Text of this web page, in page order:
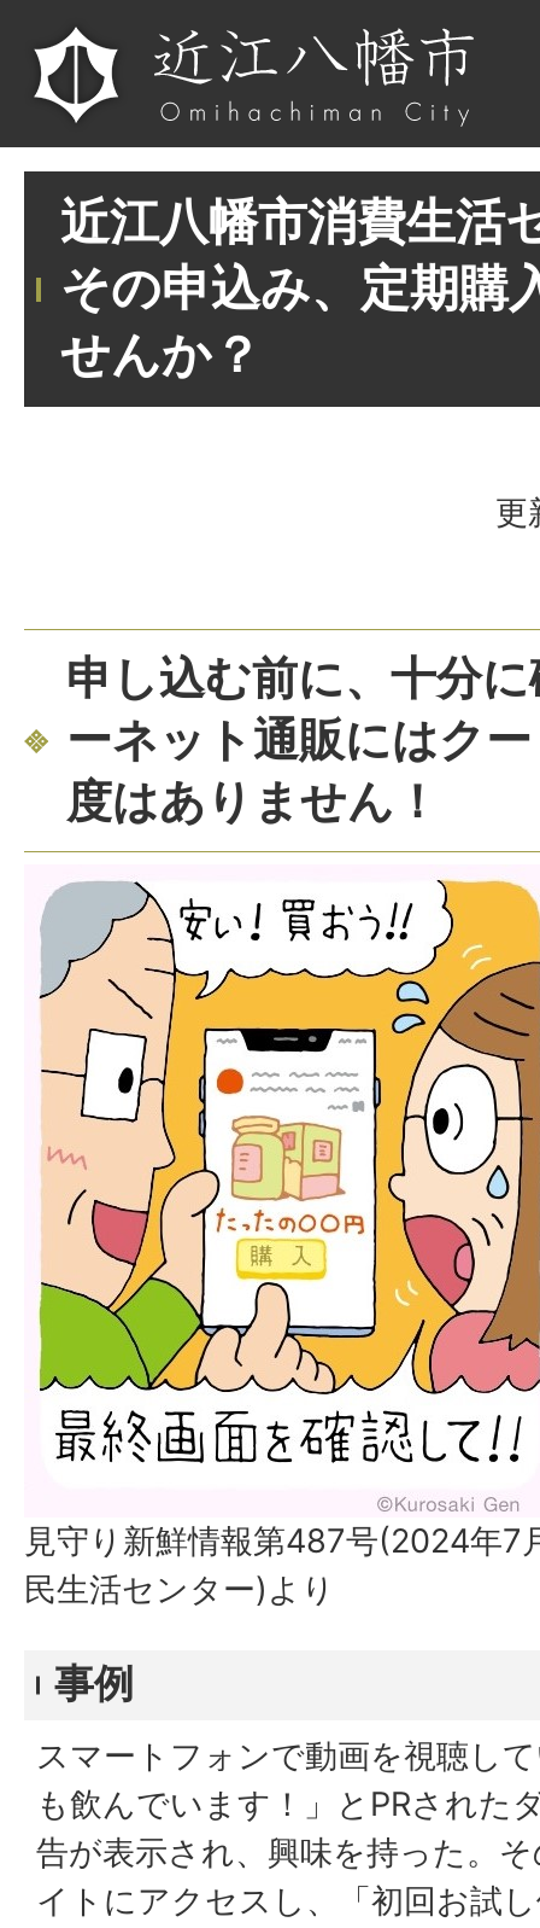
近江八幡市消費生活
その申込み、定期購
せんか？
更
申し込む前に、十分
ーネット通販にはク
度はありません！
見守り新鮮情報第487号(2024年7
民生活センター)より
事例
スマートフォンで動画を視聴し
も飲んでいます！」とPRされた
告が表示され、興味を持った。
イトにアクセスし、「初回お試